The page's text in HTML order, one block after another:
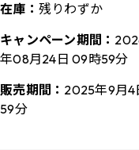
在庫： 残りわずか
キャンペーン期間：
年08月24日 09時59分
販売期間： 2025年9月4
59分